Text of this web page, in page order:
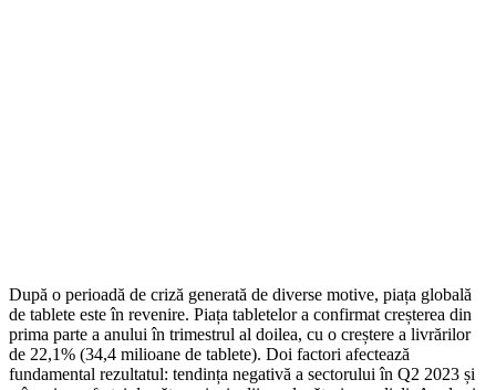
După o perioadă de criză generată de diverse motive, piața globală
de tablete este în revenire. Piața tabletelor a confirmat creșterea din
prima parte a anului în trimestrul al doilea, cu o creștere a livrărilor
de 22,1% (34,4 milioane de tablete). Doi factori afectează
fundamental rezultatul: tendința negativă a sectorului în Q2 2023 și